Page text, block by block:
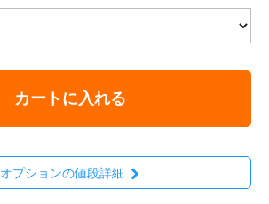
カートに入れる
オプションの値段詳細